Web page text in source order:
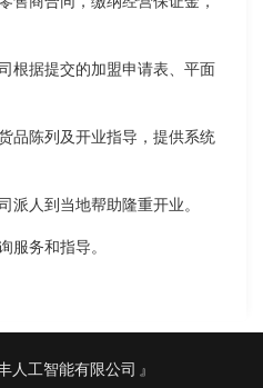
根据提交的加盟申请表、平面
品陈列及开业指导，提供系统
派人到当地帮助隆重开业。
服务和指导。
人工智能有限公司